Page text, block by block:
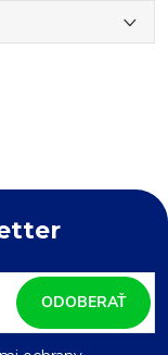
ODOBERAŤ